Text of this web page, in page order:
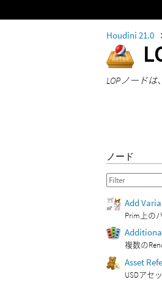
Houdini 21.0
LOPノード
ノード
Add
Prim上の
複数の
Asset
USDアセ